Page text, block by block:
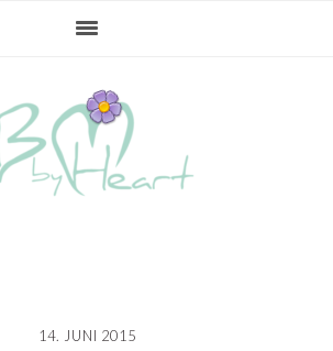
14. JUNI 2015